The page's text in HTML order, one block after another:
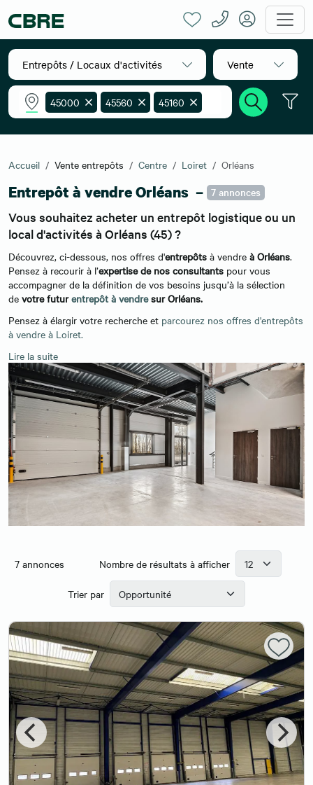
Entrepôts / Locaux d'activités Vente
45000 45560
45160
45760
45100
45590
45140
45750
45400
45770
45430
45800
45760
45430
45400
45380
45430
Accueil Vente entrepôts Centre Loiret Orléans
Entrepôt à vendre Orléans – 7 annonces
Vous souhaitez acheter un entrepôt logistique ou un
local d'activités à Orléans (45) ?
Découvrez, ci-dessous, nos offres d'entrepôts à vendre à Orléans.
Pensez à recourir à l’expertise de nos consultants pour vous
accompagner de la définition de vos besoins jusqu’à la sélection
de votre futurentrepôt à vendresur Orléans.
Pensez à élargir votre recherche et parcourez nos offres d'entrepôts
à vendre à Loiret.
Lire la suite
7annonces Nombre de résultats à afficher
Trier par